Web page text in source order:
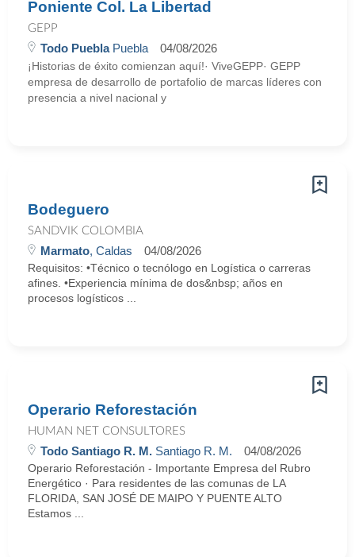
Poniente Col. La Libertad
GEPP
Todo PueblaPuebla 04/08/2026
¡Historias de éxito comienzan aquí!· ViveGEPP· GEPP
empresa de desarrollo de portafolio de marcas líderes con
presencia a nivel nacional y
Bodeguero
SANDVIK COLOMBIA
Marmato, Caldas 04/08/2026
Requisitos: •Técnico o tecnólogo en Logística o carreras
afines. •Experiencia mínima de dos&nbsp; años en
procesos logísticos ...
Operario Reforestación
HUMAN NET CONSULTORES
Todo Santiago R. M. Santiago R. M. 04/08/2026
Operario Reforestación - Importante Empresa del Rubro
Energético · Para residentes de las comunas de LA
FLORIDA, SAN JOSÉ DE MAIPO Y PUENTE ALTO
Estamos ...